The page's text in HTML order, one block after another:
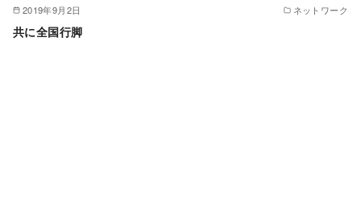
2019年9月2日 ネットワーク
共に全国行脚